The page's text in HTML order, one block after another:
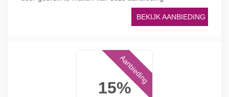
BEKIJK AANBIEDING
15%
Aanbieding